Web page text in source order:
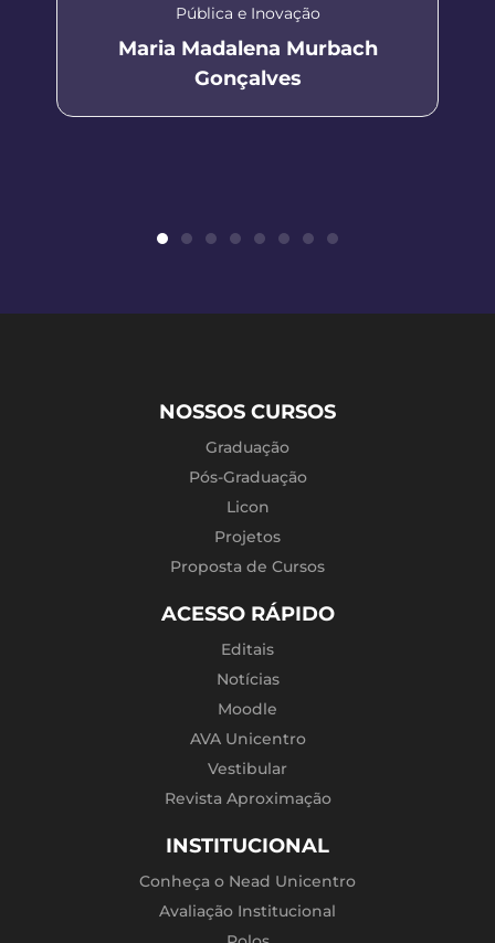
Pública e Inovação
Maria Madalena Murbach
Gonçalves
NOSSOS CURSOS
Graduação
Pós-Graduação
Licon
Projetos
Proposta de Cursos
ACESSO RÁPIDO
Editais
Notícias
Moodle
AVA Unicentro
Vestibular
Revista Aproximação
INSTITUCIONAL
Conheça o Nead Unicentro
Avaliação Institucional